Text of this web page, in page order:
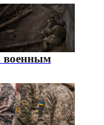
военным